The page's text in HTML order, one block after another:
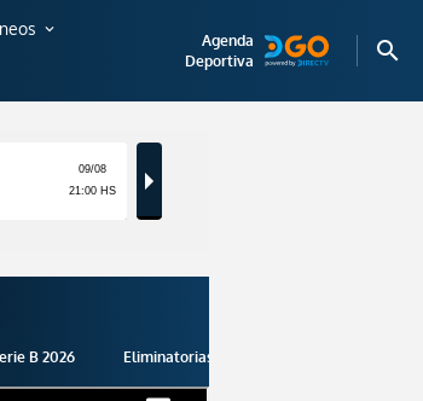
expand_more
Agenda
Deportiva
search
B 2026 Eliminatorias 2026